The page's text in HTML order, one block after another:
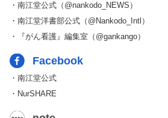
・南江堂公式（@nankodo_NEWS）
・南江堂洋書部公式（@Nankodo_Intl）
・『がん看護』編集室（@gankango）
Facebook
・南江堂公式
・NurSHARE